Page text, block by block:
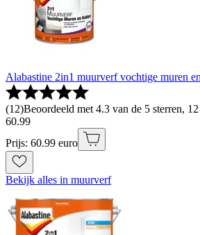
Alabastine 2in1 muurverf vochtige muren
(12)Beoordeeld met 4.3 van de 5 sterren,
60.99
Prijs: 60.99 euro
Bekijk alles in muurverf